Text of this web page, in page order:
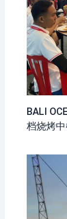
BALI
档烧烤